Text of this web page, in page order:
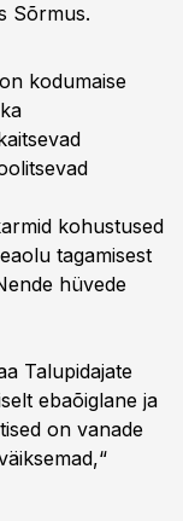
Sõrmus.
kodumaise
kohustused
tagamisest
hüvede
Talupidajate
ebaõiglane ja
on vanade